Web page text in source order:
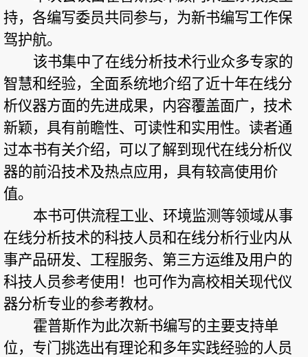
持，各编写委员共同参与，为新书编写工作保
驾护航。
该书集中了在线分析技术行业众多专家的
智慧和经验，全面系统地介绍了近十年在线分
析仪器方面的先进成果，内容覆盖面广，技术
新颖，具有前瞻性、可读性和实用性。读者通
过本书有关介绍，可以了解到现代在线分析仪
器的前沿技术及热点应用，具有较高使用价
值。
本书可供流程工业、环境监测等领域从事
在线分析技术的科技人员和在线分析行业内从
事产品研发、工程服务、第三方运维及用户的
科技人员参考使用！也可作为高校相关现代仪
器分析专业的参考教材。
霍普斯作为此次新书编写的主要支持单
位，专门挑选出有理论和多年实践经验的人员